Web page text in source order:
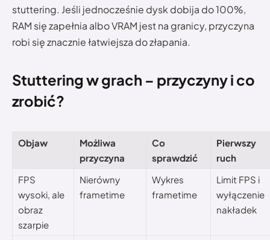
stuttering. Jeśli jednocześnie dysk dobija do 100%,
RAM się zapełnia albo VRAM jest na granicy, przyczyna
robi się znacznie łatwiejsza do złapania.
Stuttering w grach – przyczyny i co
zrobić?
Objaw
Możliwa
przyczyna
Co
sprawdzić
Pierwszy
ruch
FPS
wysoki, ale
obraz
szarpie
Nierówny
frametime
Wykres
frametime
Limit FPS i
wyłączenie
nakładek